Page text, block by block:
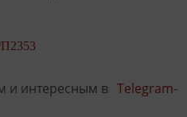
П2353
и интересным в Telegram-